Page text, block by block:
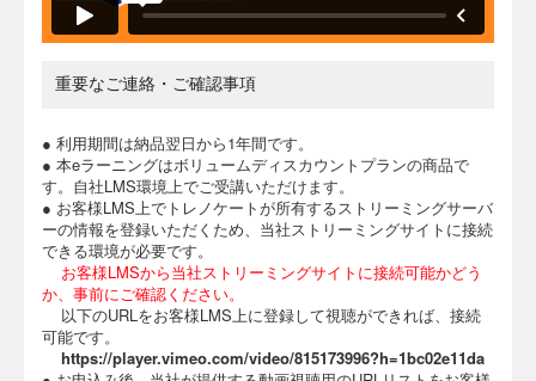
重要なご連絡・ご確認事項
● 利用期間は納品翌日から1年間です。
● 本eラーニングはボリュームディスカウントプランの商品で
す。自社LMS環境上でご受講いただけます。
● お客様LMS上でトレノケートが所有するストリーミングサーバ
ーの情報を登録いただくため、当社ストリーミングサイトに接続
できる環境が必要です。
お客様LMSから当社ストリーミングサイトに接続可能かどう
か、事前にご確認ください。
以下のURLをお客様LMS上に登録して視聴ができれば、接続
可能です。
https://player.vimeo.com/video/815173996?h=1bc02e11da